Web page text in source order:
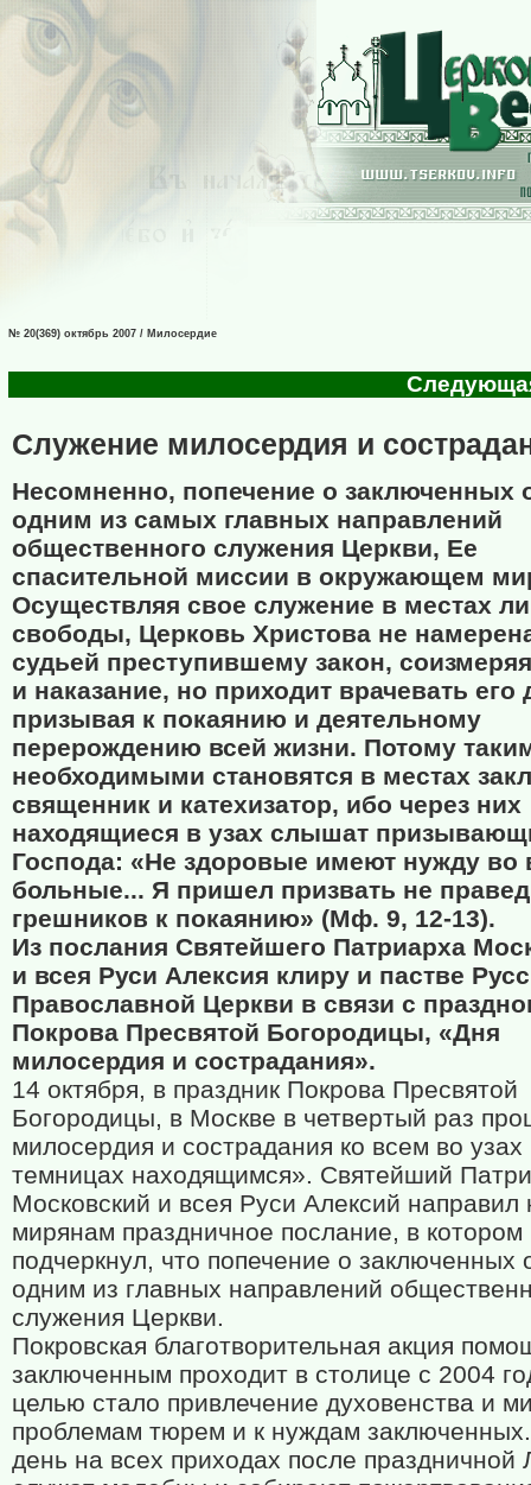
№ 20(369) октябрь 2007 / Милосердие
Служение милосердия и
Несомненно, попечение о заключенных
одним из самых главных направлений
общественного служения Церкви, Ее
спасительной миссии в окружающем
Осуществляя свое служение в местах
свободы, Церковь Христова не
судьей преступившему закон,
и наказание, но приходит врачевать его
призывая к покаянию и деятельному
перерождению всей жизни. Потому
необходимыми становятся в местах
священник и катехизатор, ибо через них
находящиеся в узах слышат
Господа: «Не здоровые имеют нужду во
больные... Я пришел призвать не
грешников к покаянию» (Мф. 9, 12-13).
Из послания Святейшего Патриарха
и всея Руси Алексия клиру и пастве
Православной Церкви в связи с
Покрова Пресвятой Богородицы, «Дня
милосердия и сострадания».
14 октября, в праздник Покрова Пресвятой
Богородицы, в Москве в четвертый раз
милосердия и сострадания ко всем во узах
темницах находящимся». Святейший
Московский и всея Руси Алексий направил
мирянам праздничное послание, в котором
подчеркнул, что попечение о заключенных
одним из главных направлений
служения Церкви.
Покровская благотворительная акция
заключенным проходит в столице с 2004
целью стало привлечение духовенства и
проблемам тюрем и к нуждам
день на всех приходах после праздничной